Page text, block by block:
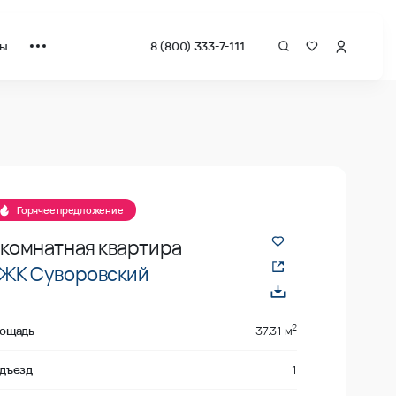
8 (800) 333-7-111
Горячее предложение
квартира
Суворовский
37.31 м2
1